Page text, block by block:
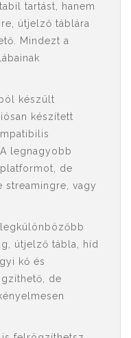
tartást, hanem
útjelző táblára
Mindezt a
készült
készített
legnagyobb
de
streamingre, vagy
útjelző tábla, híd
kő és
de